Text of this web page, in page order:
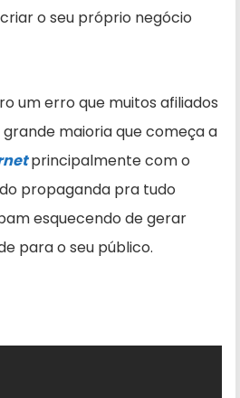
o seu próprio negócio
um erro que muitos afiliados
maioria que começa a
principalmente com o
propaganda pra tudo
esquecendo de gerar
para o seu público.